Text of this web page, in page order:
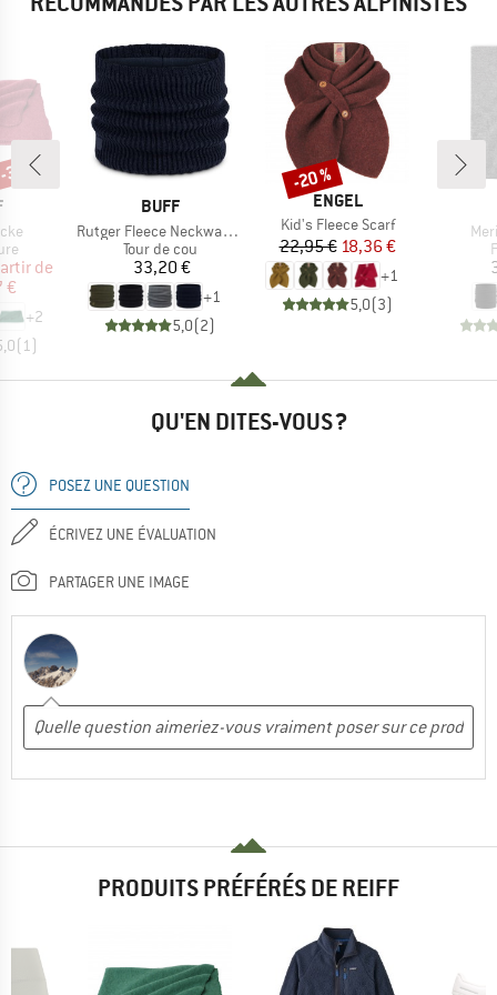
réduit
de
€
+2
(1)
%
MARQUE
BUFF
Article
Rutger Fleece Neckwarmer
Product group
Tour de cou
Prix
33,20 €
+1
5,0(2)
MARQUE
ENGEL
Article
Kid's Fleece Scarf
Prix
22,95 €Prix réduit
18,36 €
+1
5,0(3)
Remise
-20 %
QU'EN DITES-VOUS ?
POSEZ UNE QUESTION
ÉCRIVEZ UNE ÉVALUATION
PARTAGER UNE IMAGE
PRODUITS PRÉFÉRÉS DE REIFF